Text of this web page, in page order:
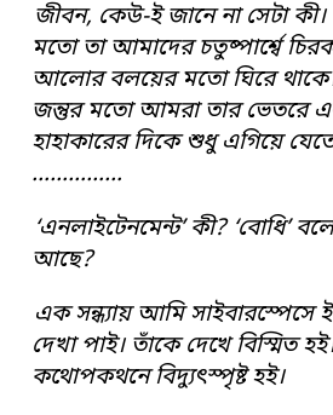
জীবন, কেউ-ই জানে না সেটা কী।
মতো তা আমাদের চতুষ্পার্শ্বে
আলোর বলয়ের মতো ঘিরে থাকে
জন্তুর মতো আমরা তার ভেতরে
হাহাকারের দিকে শুধু এগিয়ে
……………
‘এনলাইটেনমেন্ট’কী? ‘বোধি’
আছে?
এক সন্ধ্যায় আমি সাইবারস্পেসে
দেখা পাই। তাঁকে দেখে বিস্মিত হই
কথোপকথনে বিদ্যুৎস্পৃষ্ট হই।